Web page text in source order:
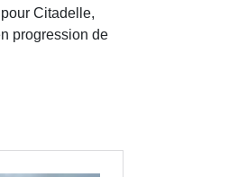
Citadelle,
progression de